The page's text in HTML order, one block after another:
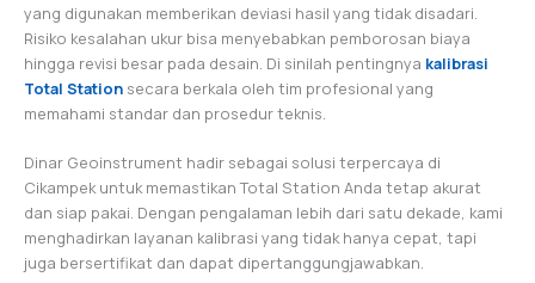
yang digunakan memberikan deviasi hasil yang tidak disadari.
Risiko kesalahan ukur bisa menyebabkan pemborosan biaya
hingga revisi besar pada desain. Di sinilah pentingnya kalibrasi
Total Station secara berkala oleh tim profesional yang
memahami standar dan prosedur teknis.
Dinar Geoinstrument hadir sebagai solusi terpercaya di
Cikampek untuk memastikan Total Station Anda tetap akurat
dan siap pakai. Dengan pengalaman lebih dari satu dekade, kami
menghadirkan layanan kalibrasi yang tidak hanya cepat, tapi
juga bersertifikat dan dapat dipertanggungjawabkan.